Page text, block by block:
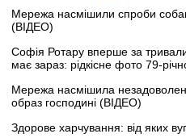
Мережа насмішили спроби
(ВІДЕО)
Софія Ротару вперше за
має зараз: рідкісне фото 79-
Мережа насмішила
образ господині (ВІДЕО)
Здорове харчування: від яких